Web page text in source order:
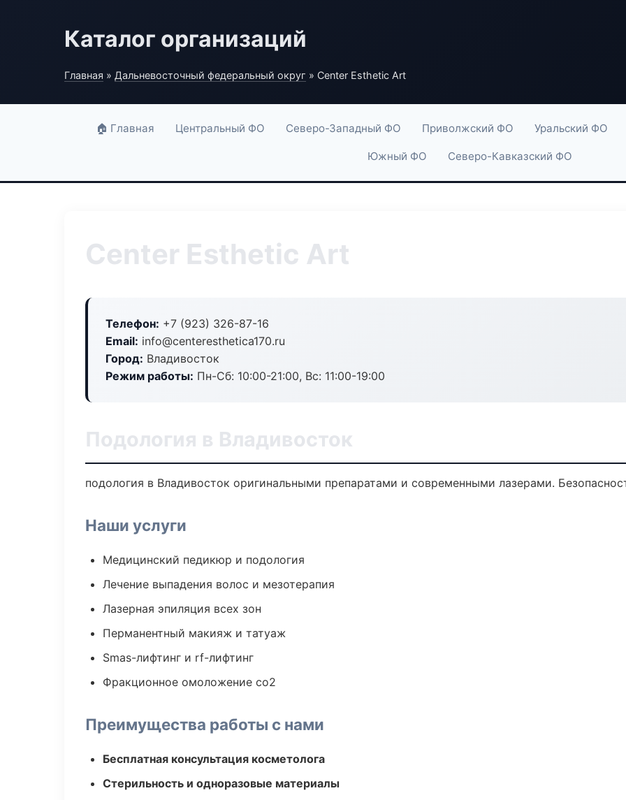
Каталог организаций
Главная » Дальневосточный федеральный округ » Center Esthetic Art
🏠 Главная Центральный ФО Северо-Западный ФО Приволжский ФО Уральский ФО
Южный ФО Северо-Кавказский ФО
Center Esthetic Art
Телефон: +7 (923) 326-87-16
Email: info@centeresthetica170.ru
Город: Владивосток
Режим работы: Пн-Сб: 10:00-21:00, Вс: 11:00-19:00
Подология в Владивосток
подология в Владивосток оригинальными препаратами и современными лазерами.
Наши услуги
Медицинский педикюр и подология
Лечение выпадения волос и мезотерапия
Лазерная эпиляция всех зон
Перманентный макияж и татуаж
Smas-лифтинг и rf-лифтинг
Фракционное омоложение co2
Преимущества работы с нами
Бесплатная консультация косметолога
Стерильность и одноразовые материалы